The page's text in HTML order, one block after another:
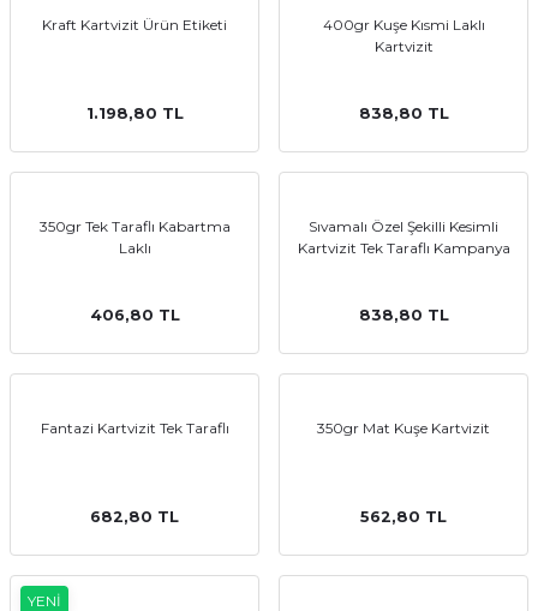
Kraft Kartvizit Ürün Etiketi
1.198,80 TL
400gr Kuşe Kısmi Laklı
Kartvizit
838,80 TL
350gr Tek Taraflı Kabartma
Laklı
406,80 TL
Sıvamalı Özel Şekilli Kesimli
Kartvizit Tek Taraflı Kampanya
838,80 TL
Fantazi Kartvizit Tek Taraflı
682,80 TL
350gr Mat Kuşe Kartvizit
562,80 TL
YENİ